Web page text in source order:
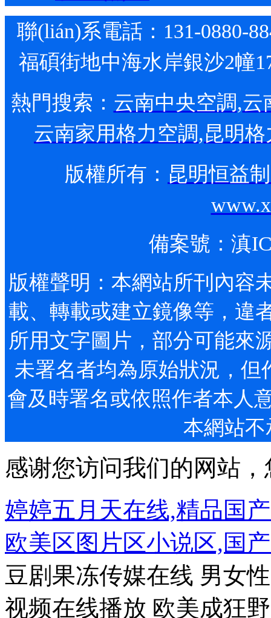
聯(lián)系電話：131-0880-
福碩街地中海水岸銀沙2幢
熱門搜索： 云南中央空調,云
云南家用格力空調,昆明格
版權所有： 昆明恒益
備案號： 滇
版權聲明：本網站所刊內容
載、轉載或建立鏡像等，
所用文字圖片，部分可能來
未署名者均為原始狀況，但
會及時署名或依照作者本人意愿
本網站
感谢您访问我们的网站
婷婷五月天在线,精品国
欧美区图片区小说区,国